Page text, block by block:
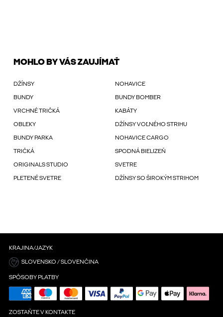
MOHLO BY VÁS ZAUJÍMAŤ
DŽÍNSY NOHAVICE
BUNDY BUNDY BOMBER
VRCHNÉ TRIČKÁ KABÁTY
OBLEKY DŽÍNSY VOĽNÉHO STRIHU
BUNDY PARKA NOHAVICE CARGO
TRIČKÁ SPODNÁ BIELIZEŇ
ORIGINALS STUDIO SVETRE
PLETENÉ SVETRE DŽÍNSY SO ŠIROKÝM STRIHOM
KRAJINA/JAZYK
SLOVENSKO / SLOVENČINA
SPÔSOBY PLATBY
ZOSTAŇTE V KONTAKTE